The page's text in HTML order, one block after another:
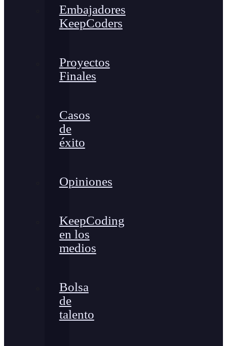
Embajadores
KeepCoders
Proyectos
Finales
Casos
de
éxito
Opiniones
KeepCoding
en los
medios
Bolsa
de
talento